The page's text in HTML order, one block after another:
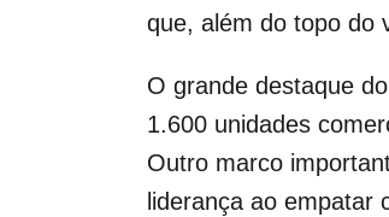
que, além do topo do
O grande destaque
1.600 unidades
Outro marco
liderança ao empatar